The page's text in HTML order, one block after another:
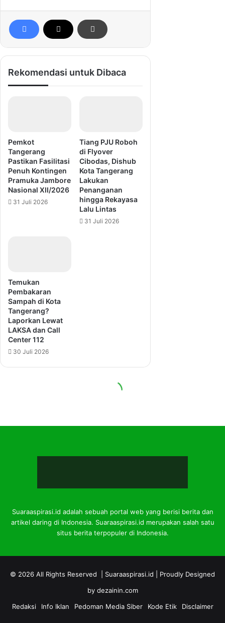
Suaraaspirasi.id adalah sebuah portal web yang berisi berita dan
artikel daring di Indonesia. Suaraaspirasi.id merupakan salah satu
situs berita terpopuler di Indonesia.
© 2026 All Rights Reserved | Suaraaspirasi.id | Proudly Designed
by dezainin.com
Redaksi
Info Iklan Pedoman Media Siber Kode Etik Disclaimer